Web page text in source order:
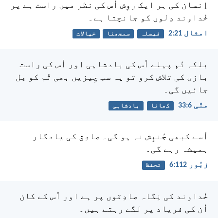
اِنسان کی ہر ایک روِش اُس کی نظر میں راست ہے پر
خُداوند دِلوں کو جانچتا ہے۔
امثال 21:‏2 فیصلہ سمجھنا خیالات
بلکہ تُم پہلے اُس کی بادشاہی اور اُس کی راست
بازی کی تلاش کرو تو یہ سب چِیزیں بھی تُم کو مِل
جائیں گی۔
متّی 6:‏33 کھانا بادشاہی
اُسے کبھی جُنبِش نہ ہو گی۔ صادِق کی یادگار
ہمیشہ رہے گی۔
زبُور 112:‏6 تحفظ
خُداوند کی نِگاہ صادِقوں پر ہے اور اُس کے کان
اُن کی فریاد پر لگے رہتے ہیں۔